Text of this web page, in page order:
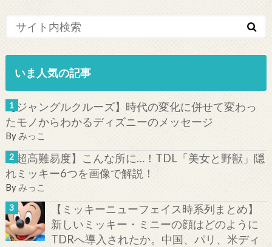
いま人気の記事
【ジャングルクルーズ】時代の変化に併せて変わっ
たモノからわかるディズニーのメッセージ
Byみっこ
【超高難易度】こんな所に…！TDL「美女と野獣」隠
れミッキー6つを画像で解説！
By みっこ
【ミッキーニューフェイス時系列まとめ】
新しいミッキー・ミニーの顔はどのように
TDRへ導入されたか。中国、パリ、米ディ